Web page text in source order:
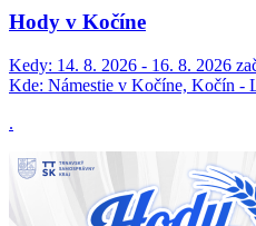
Hody v Kočíne
Kedy: 14. 8. 2026 - 16. 8. 2026
Kde: Námestie v Kočíne, Kočín -
.